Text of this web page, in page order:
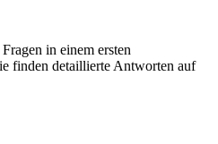
in einem ersten
finden detaillierte Antworten auf